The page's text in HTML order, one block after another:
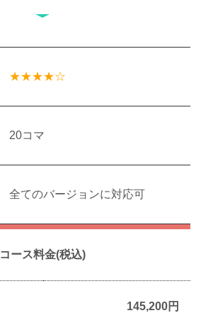
★★★★☆
20コマ
全てのバージョンに対応可
コース料金(税込)
145,200円